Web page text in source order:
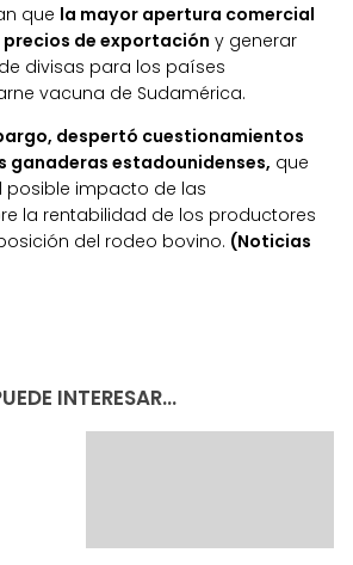
que la mayor apertura comercial
de exportación y generar
divisas para los países
vacuna de Sudamérica.
despertó cuestionamientos
ganaderas estadounidenses, que
posible impacto de las
la rentabilidad de los productores
del rodeo bovino. (Noticias
INTERESAR...